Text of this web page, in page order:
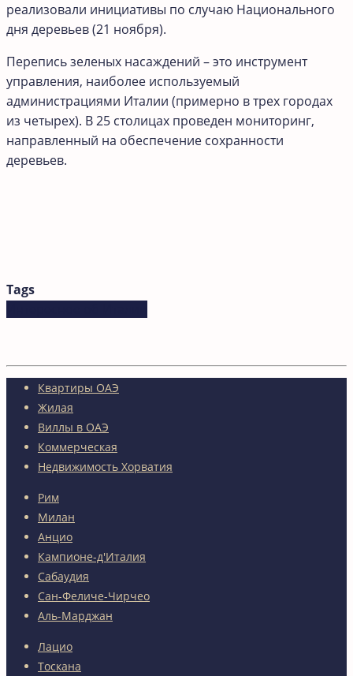
реализовали инициативы по случаю Национального
дня деревьев (21 ноября).
Перепись зеленых насаждений – это инструмент
управления, наиболее используемый
администрациями Италии (примерно в трех городах
из четырех). В 25 столицах проведен мониторинг,
направленный на обеспечение сохранности
деревьев.
Tags
Квартиры ОАЭ
Жилая
Виллы в ОАЭ
Коммерческая
Недвижимость Хорватия
Рим
Милан
Анцио
Кампионе-д'Италия
Сабаудия
Сан-Феличе-Чирчео
Аль-Марджан
Лацио
Тоскана